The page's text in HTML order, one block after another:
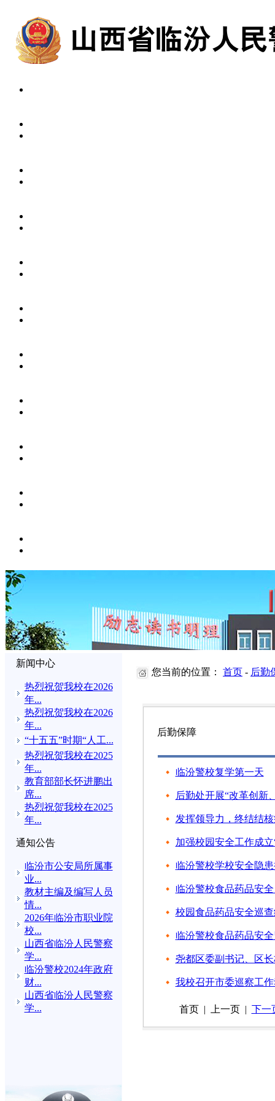
新闻中心
热烈祝贺我校在2026
年...
热烈祝贺我校在2026
年...
“十五五”时期“人工...
热烈祝贺我校在2025
年...
教育部部长怀进鹏出
席...
热烈祝贺我校在2025
年...
通知公告
临汾市公安局所属事
业...
教材主编及编写人员
情...
2026年临汾市职业院
校...
山西省临汾人民警察
学...
临汾警校2024年政府
财...
山西省临汾人民警察
学...
您当前的位置： 首页 - 后勤
后勤保障
临汾警校复学第一天
后勤处开展“改革创新
发挥领导力，终结结
加强校园安全工作成
临汾警校学校安全隐
临汾警校食品药品安
校园食品药品安全巡
临汾警校食品药品安
尧都区委副书记、区
我校召开市委巡察工
首页 | 上一页 | 下一